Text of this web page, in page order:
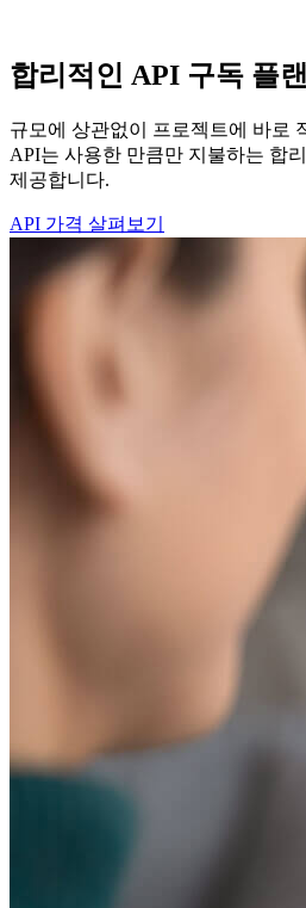
합리적인 API 구독 플
규모에 상관없이 프로젝트에 바로
API는 사용한 만큼만 지불하는 합
제공합니다.
API 가격 살펴보기